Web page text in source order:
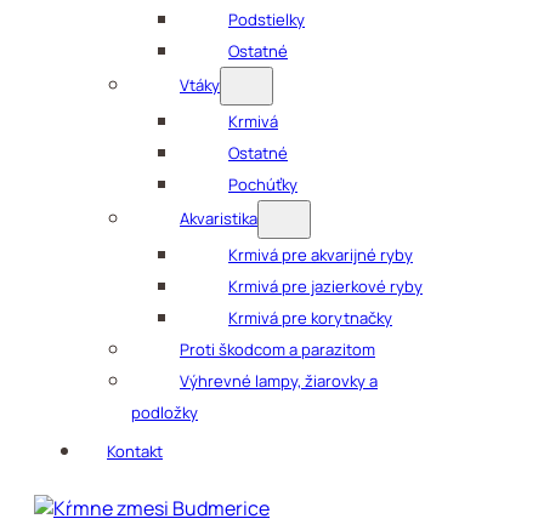
Podstielky
Ostatné
Vtáky
Krmivá
Ostatné
Pochúťky
Akvaristika
Krmivá pre akvarijné ryby
Krmivá pre jazierkové ryby
Krmivá pre korytnačky
Proti škodcom a parazitom
Výhrevné lampy, žiarovky a
podložky
Kontakt